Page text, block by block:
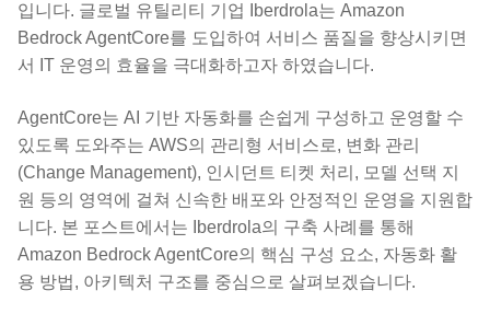
입니다. 글로벌 유틸리티 기업 Iberdrola는 Amazon
Bedrock AgentCore를 도입하여 서비스 품질을 향상시키면
서 IT 운영의 효율을 극대화하고자 하였습니다.
AgentCore는 AI 기반 자동화를 손쉽게 구성하고 운영할 수
있도록 도와주는 AWS의 관리형 서비스로, 변화 관리
(Change Management), 인시던트 티켓 처리, 모델 선택 지
원 등의 영역에 걸쳐 신속한 배포와 안정적인 운영을 지원합
니다. 본 포스트에서는 Iberdrola의 구축 사례를 통해
Amazon Bedrock AgentCore의 핵심 구성 요소, 자동화 활
용 방법, 아키텍처 구조를 중심으로 살펴보겠습니다.